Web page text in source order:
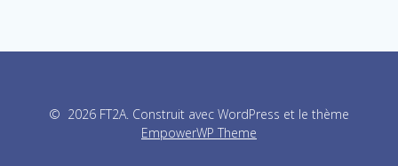
© 2026 FT2A. Construit avec WordPress et le thème
EmpowerWP Theme